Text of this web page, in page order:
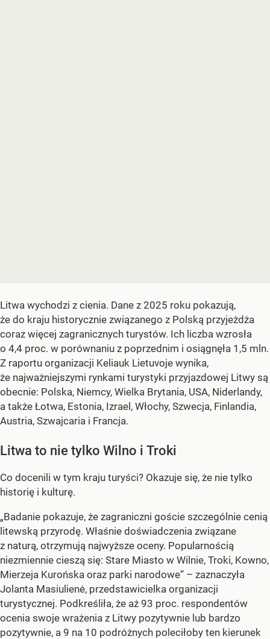
Litwa wychodzi z cienia. Dane z 2025 roku pokazują,
że do kraju historycznie związanego z Polską przyjeżdża
coraz więcej zagranicznych turystów. Ich liczba wzrosła
o 4,4 proc. w porównaniu z poprzednim i osiągnęła 1,5 mln.
Z raportu organizacji Keliauk Lietuvoje wynika,
że najważniejszymi rynkami turystyki przyjazdowej Litwy są
obecnie: Polska, Niemcy, Wielka Brytania, USA, Niderlandy,
a także Łotwa, Estonia, Izrael, Włochy, Szwecja, Finlandia,
Austria, Szwajcaria i Francja.
Litwa to nie tylko Wilno i Troki
Co docenili w tym kraju turyści? Okazuje się, że nie tylko
historię i kulturę.
„Badanie pokazuje, że zagraniczni goście szczególnie cenią
litewską przyrodę. Właśnie doświadczenia związane
z naturą, otrzymują najwyższe oceny. Popularnością
niezmiennie cieszą się: Stare Miasto w Wilnie, Troki, Kowno,
Mierzeja Kurońska oraz parki narodowe” – zaznaczyła
Jolanta Masiulienė, przedstawicielka organizacji
turystycznej. Podkreśliła, że aż 93 proc. respondentów
ocenia swoje wrażenia z Litwy pozytywnie lub bardzo
pozytywnie, a 9 na 10 podróżnych poleciłoby ten kierunek